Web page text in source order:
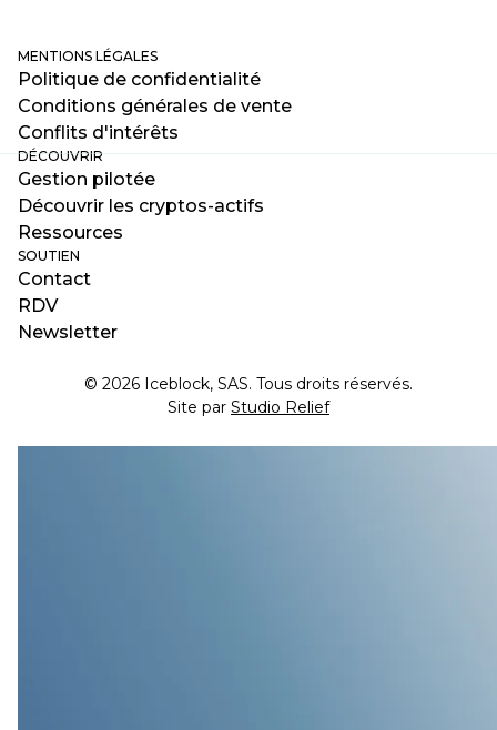
MENTIONS LÉGALES
Politique de confidentialité
Conditions générales de vente
Conflits d'intérêts
DÉCOUVRIR
Gestion pilotée
Découvrir les cryptos-actifs
Ressources
SOUTIEN
Contact
RDV
Newsletter
© 2026 Iceblock, SAS. Tous droits réservés.
Site par Studio Relief